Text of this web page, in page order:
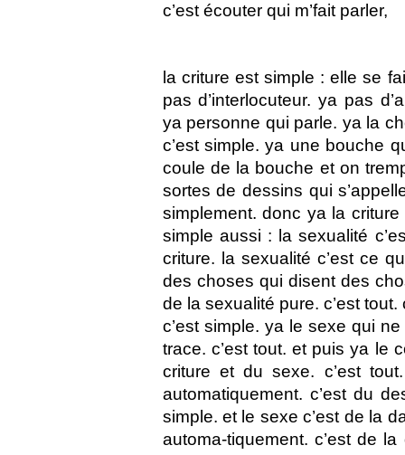
c’est écouter qui m’fait parler,
la criture est simple : elle se
pas d’interlocuteur. ya pas
ya personne qui parle. ya la
c’est simple. ya une bouche
coule de la bouche et on
sortes de dessins qui
simplement. donc ya la criture
simple aussi : la sexualité
criture. la sexualité c’est ce
des choses qui disent des
de la sexualité pure. c’est
c’est simple. ya le sexe qui
trace. c’est tout. et puis ya le
criture et du sexe. c’est
automatiquement. c’est du
simple. et le sexe c’est de la
automa-tiquement. c’est de